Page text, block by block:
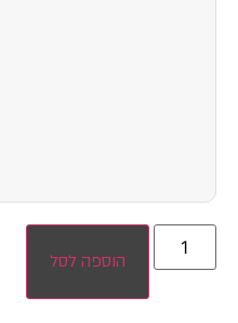
הוספה לסל